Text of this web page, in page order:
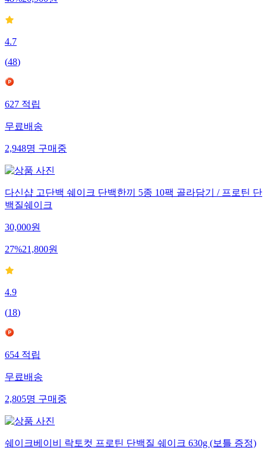
48%20,900원
4.7
(48)
627적립
무료배송
2,948명구매중
다신샵 고단백 쉐이크 단백한끼 5종 10팩 골라담기 / 프로틴 단
백질쉐이크
30,000원
27%21,800원
4.9
(18)
654적립
무료배송
2,805명구매중
쉐이크베이비 락토컷 프로틴 단백질 쉐이크 630g (보틀 증정)